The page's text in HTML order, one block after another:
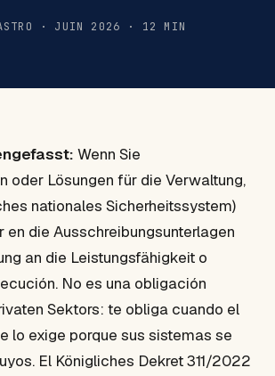
· JUIN 2026 · 12 MIN
Wenn Sie
oder Lösungen für die Verwaltung,
nationales Sicherheitssystem)
en die Ausschreibungsunterlagen
an die Leistungsfähigkeit o
No es una obligación
Sektors: te obliga cuando el
lo exige porque sus sistemas se
El Königliches Dekret 311/2022